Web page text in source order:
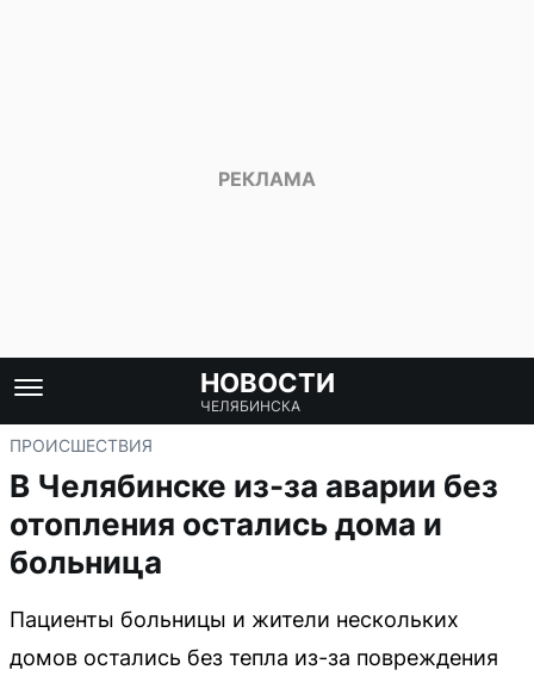
НОВОСТИ
ЧЕЛЯБИНСКА
ПРОИСШЕСТВИЯ
В Челябинске из-за аварии без
отопления остались дома и
больница
Пациенты больницы и жители нескольких
домов остались без тепла из-за повреждения